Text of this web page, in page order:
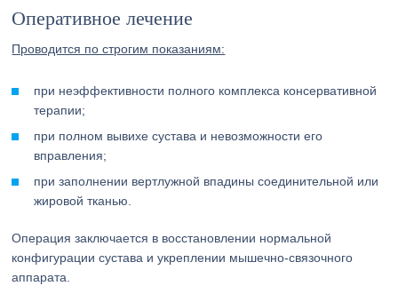
Оперативное лечение
Проводится по строгим показаниям:
при неэффективности полного комплекса консервативной
терапии;
при полном вывихе сустава и невозможности его
вправления;
при заполнении вертлужной впадины соединительной или
жировой тканью.
Операция заключается в восстановлении нормальной
конфигурации сустава и укреплении мышечно-связочного
аппарата.